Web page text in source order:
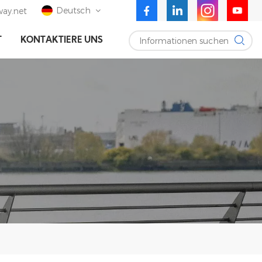
Deutsch
English
Español
KONTAKTIERE UNS Informationen suchen